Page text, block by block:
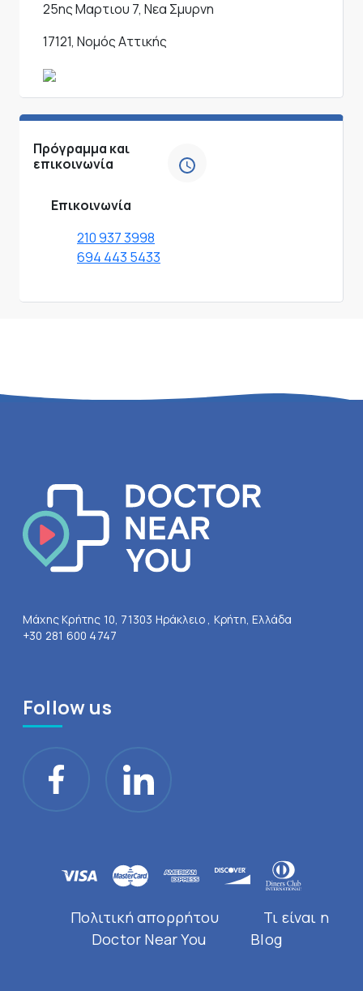
25ης Μαρτιου 7, Νεα Σμυρνη
17121, Νομός Αττικής
Πρόγραμμα και
επικοινωνία
Επικοινωνία
210 937 3998
694 443 5433
Μάχης Κρήτης 10, 71303 Ηράκλειο , Κρήτη, Ελλάδα
+30 281 600 4747
Follow us
Πολιτική απορρήτου
Τι είναι η
Doctor Near You
Blog